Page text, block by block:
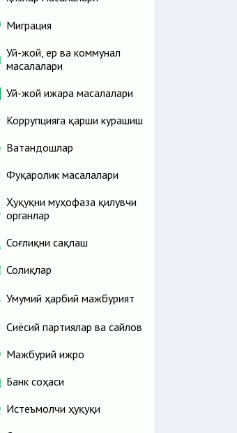
Миграция
Уй-жой, ер ва коммунал
масалалари
Уй-жой ижара масалалари
Коррупцияга қарши курашиш
Ватандошлар
Фуқаролик масалалари
Ҳуқуқни муҳофаза қилувчи
органлар
Соғлиқни сақлаш
Солиқлар
Умумий ҳарбий мажбурият
Сиёсий партиялар ва сайлов
Мажбурий ижро
Банк соҳаси
Истеъмолчи ҳуқуқи